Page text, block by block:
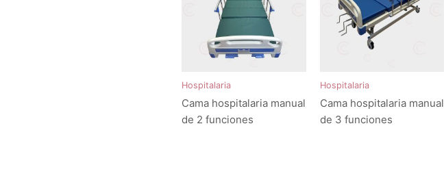
Hospitalaria
Cama hospitalaria manual
de 2 funciones
Hospitalaria
Cama hospitalaria manual
de 3 funciones